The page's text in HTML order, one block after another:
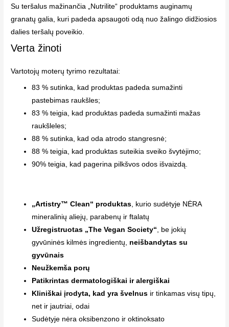
Su teršalus mažinančia „Nutrilite“ produktams auginamų
granatų galia, kuri padeda apsaugoti odą nuo žalingo didžiosios
dalies teršalų poveikio.
Verta žinoti
Vartotojų moterų tyrimo rezultatai:
83 % sutinka, kad produktas padeda sumažinti
pastebimas raukšles;
83 % teigia, kad produktas padeda sumažinti mažas
raukšleles;
88 % sutinka, kad oda atrodo stangresnė;
88 % teigia, kad produktas suteikia sveiko švytėjimo;
90% teigia, kad pagerina pilkšvos odos išvaizdą.
„Artistry™ Clean“ produktas , kurio sudėtyje NĖRA
mineralinių aliejų, parabenų ir ftalatų
Užregistruotas „The Vegan Society“ , be jokių
gyvūninės kilmės ingredientų, neišbandytas su
gyvūnais
Neužkemša porų
Patikrintas dermatologiškai ir alergiškai
Kliniškai įrodyta, kad yra švelnus ir tinkamas visų tipų,
net ir jautriai, odai
Sudėtyje nėra oksibenzono ir oktinoksato